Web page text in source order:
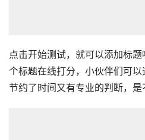
点击开始测试，就可以添加标
个标题在线打分，小伙伴们可
节约了时间又有专业的判断，是